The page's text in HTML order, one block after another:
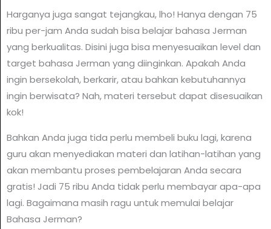
Harganya juga sangat tejangkau, lho! Hanya dengan 75
ribu per-jam Anda sudah bisa belajar bahasa Jerman
yang berkualitas. Disini juga bisa menyesuaikan level dan
target bahasa Jerman yang diinginkan. Apakah Anda
ingin bersekolah, berkarir, atau bahkan kebutuhannya
ingin berwisata? Nah, materi tersebut dapat disesuaikan
kok!
Bahkan Anda juga tida perlu membeli buku lagi, karena
guru akan menyediakan materi dan latihan-latihan yang
akan membantu proses pembelajaran Anda secara
gratis! Jadi 75 ribu Anda tidak perlu membayar apa-apa
lagi. Bagaimana masih ragu untuk memulai belajar
Bahasa Jerman?